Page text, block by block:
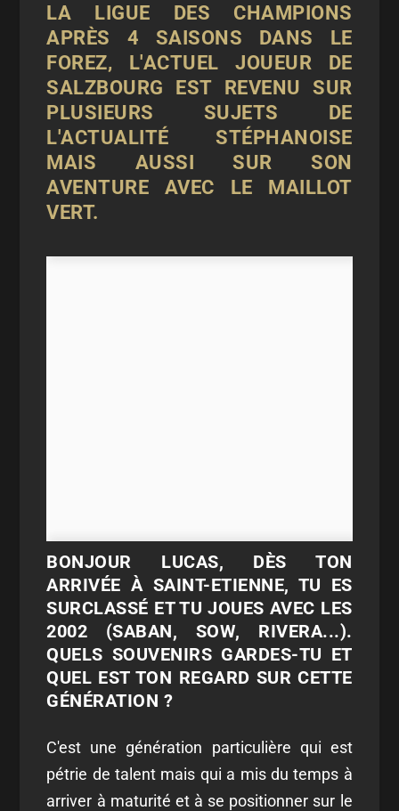
LA LIGUE DES CHAMPIONS
APRÈS 4 SAISONS DANS LE
FOREZ, L'ACTUEL JOUEUR DE
SALZBOURG EST REVENU SUR
PLUSIEURS SUJETS DE
L'ACTUALITÉ STÉPHANOISE
MAIS AUSSI SUR SON
AVENTURE AVEC LE MAILLOT
VERT.
BONJOUR LUCAS, DÈS TON
ARRIVÉE À SAINT-ETIENNE, TU ES
SURCLASSÉ ET TU JOUES AVEC LES
2002 (SABAN, SOW, RIVERA...).
QUELS SOUVENIRS GARDES-TU ET
QUEL EST TON REGARD SUR CETTE
GÉNÉRATION ?
C'est une génération particulière qui est
pétrie de talent mais qui a mis du temps à
arriver à maturité et à se positionner sur le